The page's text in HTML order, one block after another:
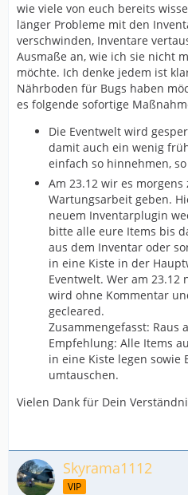
wie viele von euch bereits
länger Probleme mit den
verschwinden, Inventare
Ausmaße an, wie ich sie nicht
möchte. Ich denke jedem ist
Nährboden für Bugs haben
es folgende sofortige
Die Eventwelt wird
damit auch ein wenig
einfach so hinnehmen,
Am 23.12 wir es
Wartungsarbeit geben.
neuem Inventarplugin
bitte alle eure Items bis
aus dem Inventar oder
in eine Kiste in der
Eventwelt. Wer am 23.12
wird ohne Kommentar
gecleared.
Zusammengefasst: Raus
Empfehlung: Alle Items
in eine Kiste legen sowie
umtauschen.
Vielen Dank für Dein
Skyrama1112
VIP